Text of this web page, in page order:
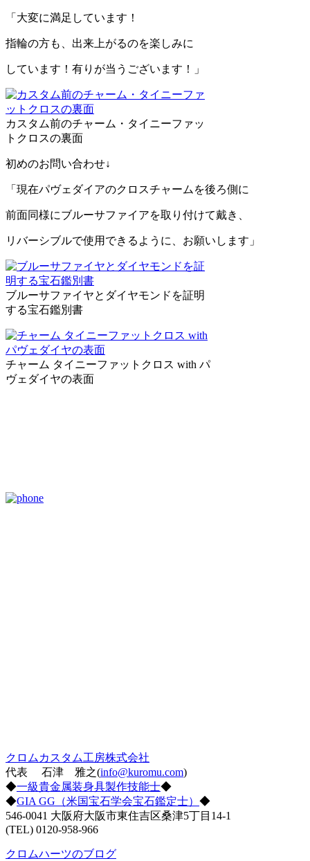
「大変に満足しています！
指輪の方も、出来上がるのを楽しみに
しています！有りが当うございます！」
カスタム前のチャーム・タイニーファッ
トクロスの裏面
初めのお問い合わせ↓
「現在パヴェダイアのクロスチャームを後ろ側に
前面同様にブルーサファイアを取り付けて戴き、
リバーシブルで使用できるように、お願いします」
ブルーサファイヤとダイヤモンドを証明
する宝石鑑別書
チャーム タイニーファットクロス with パ
ヴェダイヤの表面
クロムカスタム工房株式会社
代表 石津 雅之(info@kuromu.com)
◆一級貴金属装身具製作技能士◆
◆GIA GG（米国宝石学会宝石鑑定士） ◆
546-0041 大阪府大阪市東住吉区桑津5丁目14-1
(TEL) 0120-958-966
クロムハーツのブログ